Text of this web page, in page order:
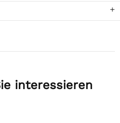
interessieren